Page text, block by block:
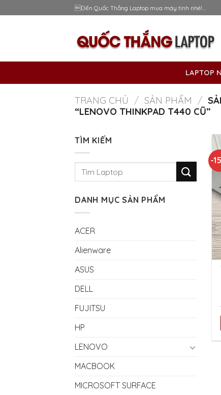
to
Đến Quốc Thắng Laptop mua máy tính nhé!...
LAPTOP
TRANG CHỦ / SẢN PHẨM /
“LENOVO THINKPAD T440 CŨ”
TÌM KIẾM
DANH MỤC SẢN PHẨM
ACER
Alienware
ASUS
DELL
FUJITSU
HP
LENOVO
MACBOOK
MICROSOFT SURFACE
-